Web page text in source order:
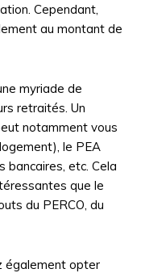
Cependant,
au montant de
myriade de
retraités. Un
notamment vous
le PEA
bancaires, etc. Cela
que le
du PERCO, du
également opter